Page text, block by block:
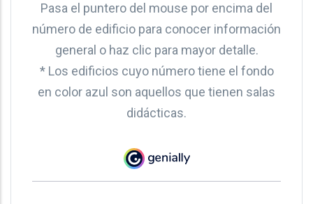
Pasa el puntero del mouse por encima del
número de edificio para conocer información
general o haz clic para mayor detalle.
* Los edificios cuyo número tiene el fondo
en color azul son aquellos que tienen salas
didácticas.